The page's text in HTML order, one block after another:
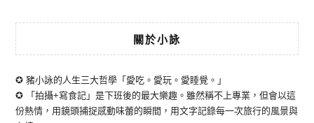
關於小詠
✪ 豬小詠的人生三大哲學「愛吃。愛玩。愛睡覺。」
✪ 「拍攝+寫食記」是下班後的最大樂趣。雖然稱不上專業，但會以這
份熱情，用鏡頭捕捉感動味蕾的瞬間，用文字記錄每一次旅行的風景與